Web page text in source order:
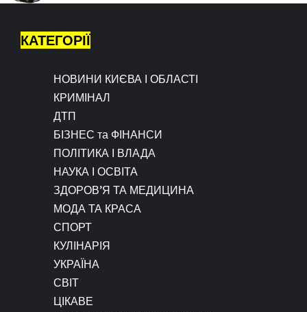
КАТЕГОРІЇ
НОВИНИ КИЄВА І ОБЛАСТІ
КРИМІНАЛ
ДТП
БІЗНЕС та ФІНАНСИ
ПОЛІТИКА І ВЛАДА
НАУКА І ОСВІТА
ЗДОРОВ’Я ТА МЕДИЦИНА
МОДА ТА КРАСА
СПОРТ
КУЛІНАРІЯ
УКРАЇНА
СВІТ
ЦІКАВЕ